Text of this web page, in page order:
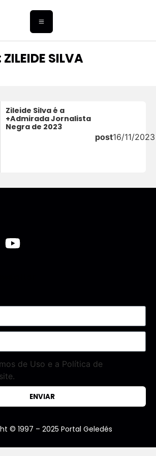
SILVA
Zileide Silva é a
+Admirada Jornalista
Negra de 2023
post16/11/2023
de Uso e a Política de
ENVIAR
© 1997 – 2025 Portal Geledés